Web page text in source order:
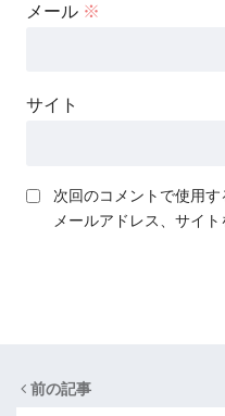
メール ※
サイト
次回のコメントで使用す
メールアドレス、サイト
前の記事